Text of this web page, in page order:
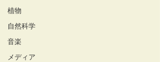
植物
自然科学
音楽
メディア